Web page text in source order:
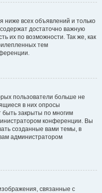
всех объявлений и только
достаточно важную
их по возможности. Так же, как
тем
пользователи больше не
в них опросы
быть закрыты по многим
конференции. Вы
созданные вами темы, в
администратором
связанные с